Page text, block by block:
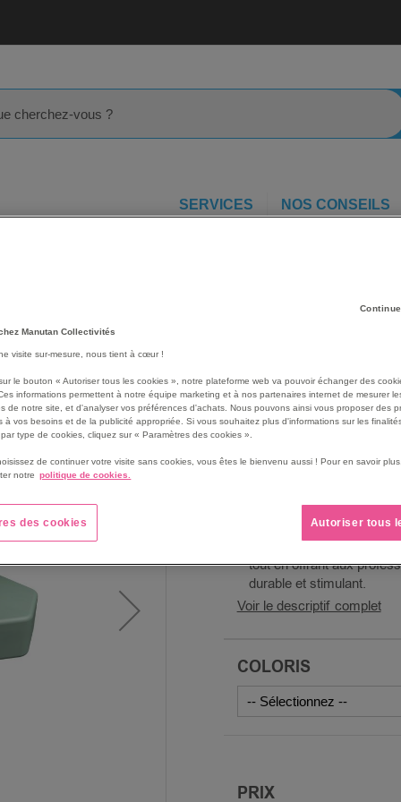
SERVICES NOS CONSEILS
Dessous antidérapant.
Déhoussable
PVC.
Lavable à l’eau/
Le petit plus, présence
déplacement des modules.
Pensée pour les
gamme de produits en
modularité.
permettent aux enfants
tout en offrant aux
durable et stimulant.
Voir le descriptif complet
COLORIS
PRIX
Manutan Collectivités
visite sur-mesure, nous tient à cœur !
le bouton « Autoriser tous les cookies », notre plateforme web va pouvoir échanger des
informations permettent à notre équipe marketing et à nos partenaires internet de mesurer
de notre site, et d'analyser vos préférences d'achats. Nous pouvons ainsi vous proposer des
à vos besoins et de la publicité appropriée. Si vous souhaitez plus d'informations sur les
type de cookies, cliquez sur « Paramètres des cookies ».
de continuer votre visite sans cookies, vous êtes le bienvenu aussi ! Pour en savoir
notre politique de cookies.
des cookies Autoriser tous